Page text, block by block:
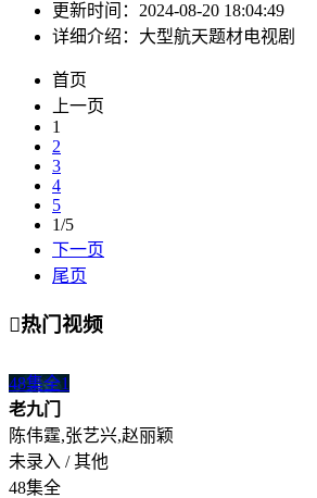
更新时间： 2024-08-20 18:04:49
详细介绍： 大型航天题材电视剧
首页
上一页
1
2
3
4
5
1/5
下一页
尾页
热门视频
48集全1
老九门
陈伟霆,张艺兴,赵丽颖
未录入 / 其他
48集全